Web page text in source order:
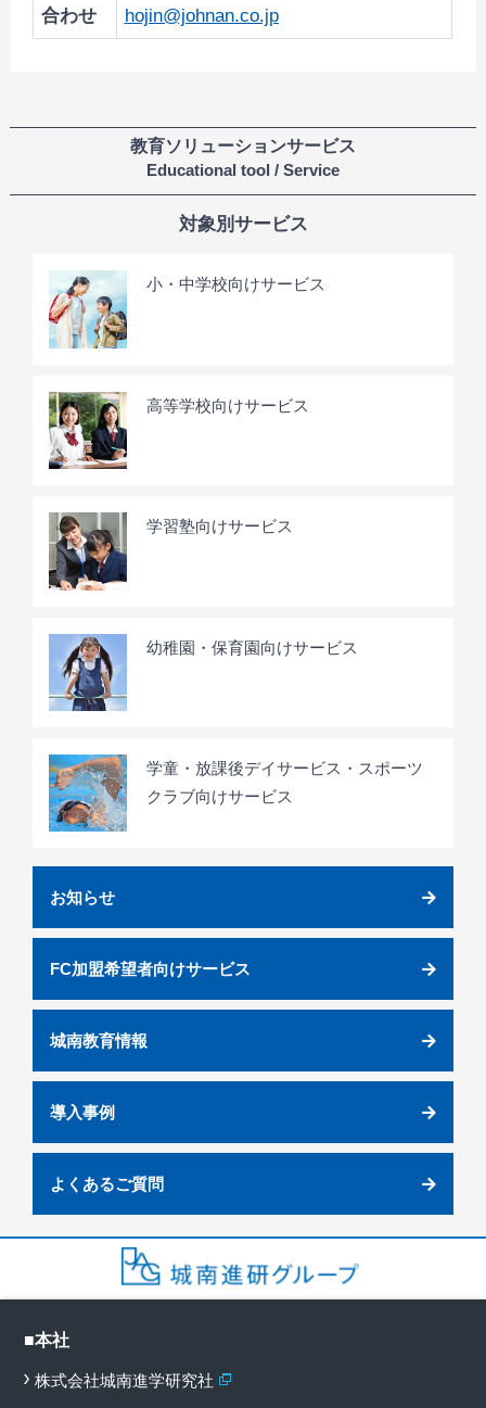
合わせ
hojin@johnan.co.jp
教育ソリューションサービス
Educational tool / Service
対象別サービス
小・中学校向けサービス
高等学校向けサービス
学習塾向けサービス
幼稚園・保育園向けサービス
学童・放課後デイサービス・スポーツ
クラブ向けサービス
お知らせ
FC加盟希望者向けサービス
城南教育情報
導入事例
よくあるご質問
■本社
株式会社城南進学研究社